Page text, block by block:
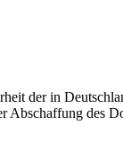
der in
des